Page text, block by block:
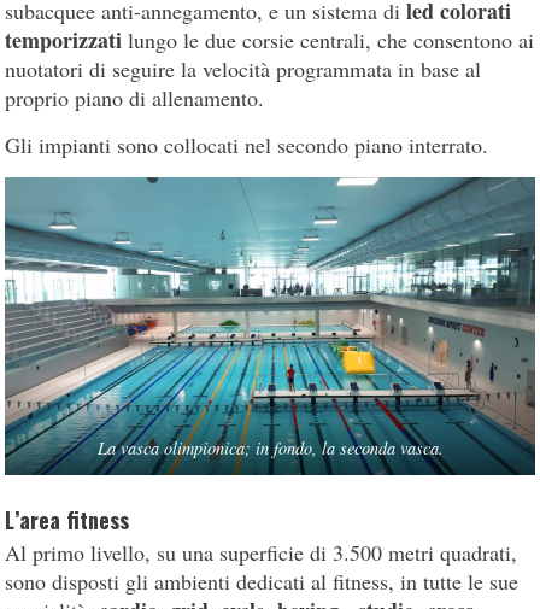
subacquee anti-annegamento, e un sistema diled colorati
temporizzatilungo le due corsie centrali, che consentono ai
nuotatori di seguire la velocità programmata in base al
proprio piano di allenamento.
Gli impianti sono collocati nel secondo piano interrato.
La vasca olimpionica; in fondo, la seconda vasca.
L’area fitness
Al primo livello, su una superficie di 3.500 metri quadrati,
sono disposti gli ambienti dedicati al fitness, in tutte le sue